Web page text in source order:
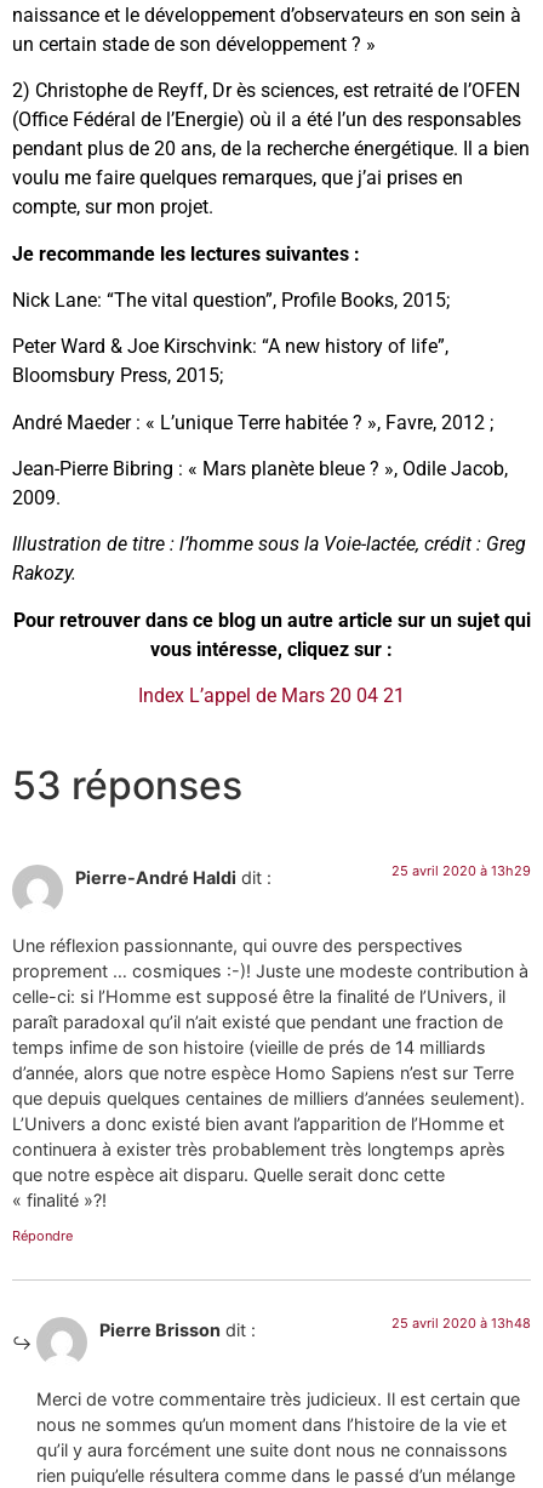
naissance et le développement d’observateurs en son sein à
un certain stade de son développement ? »
2) Christophe de Reyff, Dr ès sciences, est retraité de l’OFEN
(Office Fédéral de l’Energie) où il a été l’un des responsables
pendant plus de 20 ans, de la recherche énergétique. Il a bien
voulu me faire quelques remarques, que j’ai prises en
compte, sur mon projet.
Je recommande les lectures suivantes :
Nick Lane: “The vital question”, Profile Books, 2015;
Peter Ward & Joe Kirschvink: “A new history of life”,
Bloomsbury Press, 2015;
André Maeder : « L’unique Terre habitée ? », Favre, 2012 ;
Jean-Pierre Bibring : « Mars planète bleue ? », Odile Jacob,
2009.
Illustration de titre : l’homme sous la Voie-lactée, crédit : Greg
Rakozy.
Pour retrouver dans ce blog un autre article sur un sujet qui
vous intéresse, cliquez sur :
Index L’appel de Mars 20 04 21
53 réponses
Pierre-André Haldi dit : 25 avril 2020 à 13h29
Une réflexion passionnante, qui ouvre des perspectives
proprement … cosmiques :-)! Juste une modeste contribution à
celle-ci: si l’Homme est supposé être la finalité de l’Univers, il
paraît paradoxal qu’il n’ait existé que pendant une fraction de
temps infime de son histoire (vieille de prés de 14 milliards
d’année, alors que notre espèce Homo Sapiens n’est sur Terre
que depuis quelques centaines de milliers d’années seulement).
L’Univers a donc existé bien avant l’apparition de l’Homme et
continuera à exister très probablement très longtemps après
que notre espèce ait disparu. Quelle serait donc cette
« finalité »?!
Répondre
Pierre Brisson dit : 25 avril 2020 à 13h48
Merci de votre commentaire très judicieux. Il est certain que
nous ne sommes qu’un moment dans l’histoire de la vie et
qu’il y aura forcément une suite dont nous ne connaissons
rien puiqu’elle résultera comme dans le passé d’un mélange